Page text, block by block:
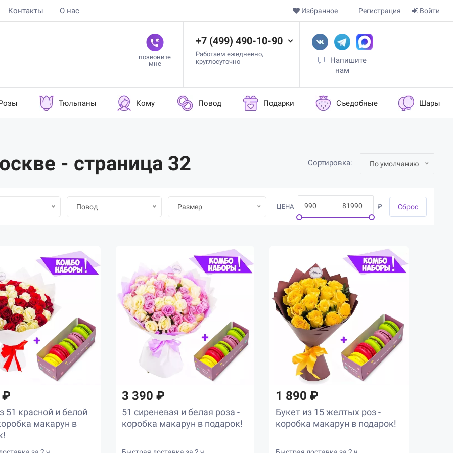
Контакты О нас Войти
Регистрация
Избранное
позвоните
мне
+7 (499) 490-10-90
Работаем ежедневно,
круглосуточно
Напишите
нам
Тюльпаны Кому Повод Подарки Съедобные Шары
- страница 32 Сортировка: По умолчанию
Повод Размер ЦЕНА ₽ Cброс
₽
51 красной и белой
макарун в
3 390 ₽
51 сиреневая и белая роза -
коробка макарун в подарок!
1 890 ₽
Букет из 15 желтых роз -
коробка макарун в подарок!